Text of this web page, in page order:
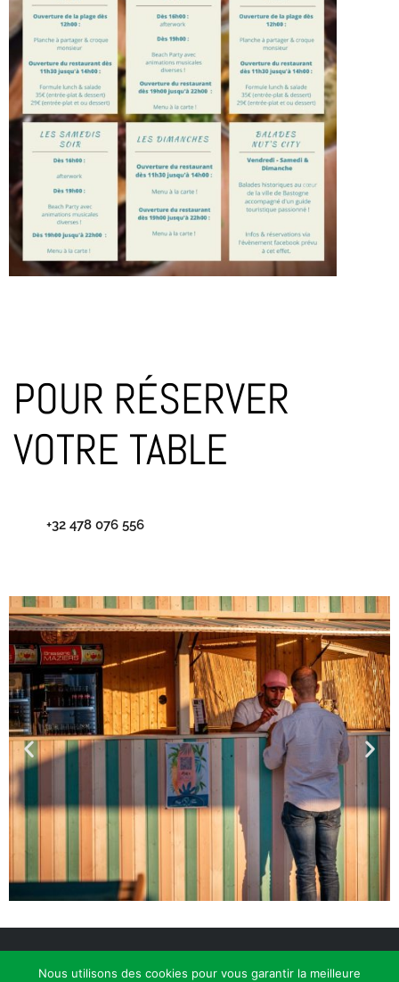
POUR RÉSERVER
VOTRE TABLE
+32 478 076 556
Nous utilisons des cookies pour vous garantir la meilleure